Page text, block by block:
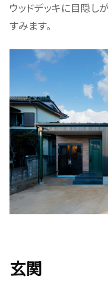
ウッドデッキに目隠し
すみます。
玄関